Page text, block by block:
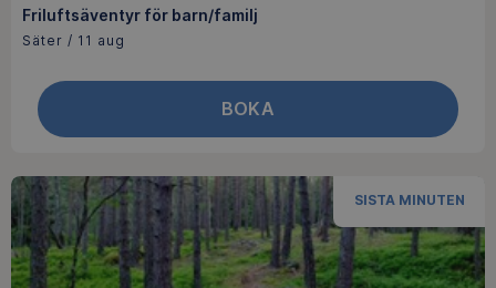
Friluftsäventyr för barn/familj
Säter / 11 aug
BOKA
SISTA MINUTEN